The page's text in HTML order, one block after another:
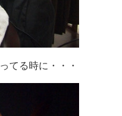
る時に・・・